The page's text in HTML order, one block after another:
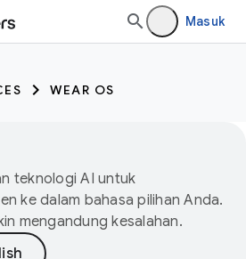
Masuk
WEAR OS
teknologi AI untuk
ke dalam bahasa pilihan Anda.
mengandung kesalahan.